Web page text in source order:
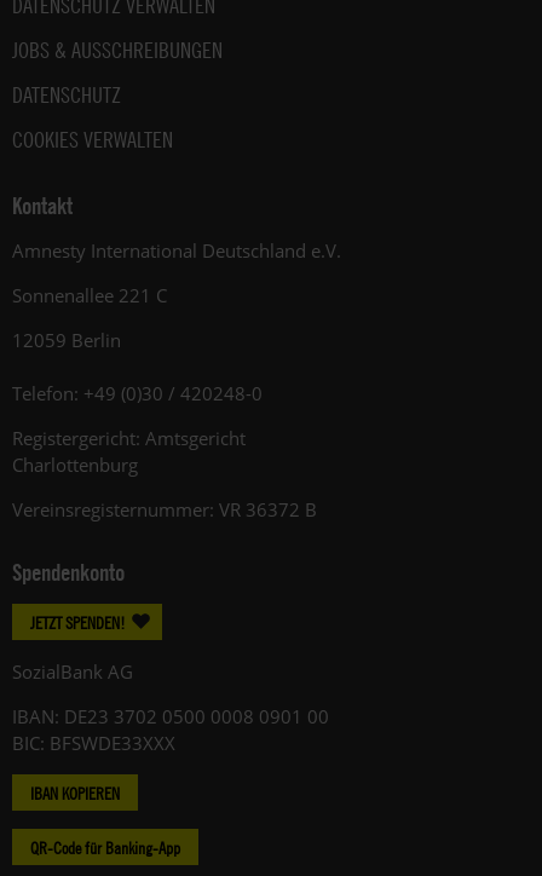
DATENSCHUTZ VERWALTEN
JOBS & AUSSCHREIBUNGEN
DATENSCHUTZ
COOKIES VERWALTEN
Kontakt
Amnesty International Deutschland e.V.
Sonnenallee 221 C
12059 Berlin
Telefon: +49 (0)30 / 420248-0
Registergericht: Amtsgericht
Charlottenburg
Vereinsregisternummer: VR 36372 B
Spendenkonto
JETZT SPENDEN!
SozialBank AG
IBAN: DE23 3702 0500 0008 0901 00
BIC: BFSWDE33XXX
IBAN KOPIEREN
QR-Code für Banking-App